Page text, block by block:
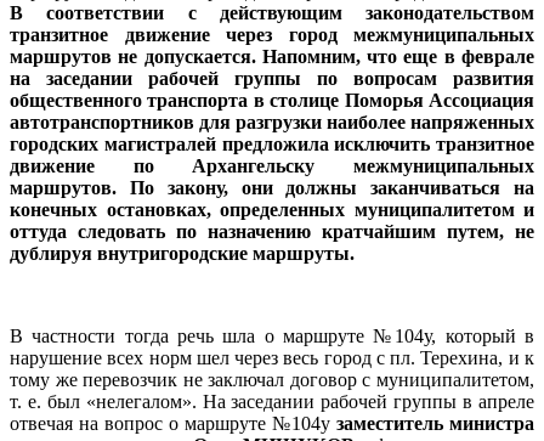
В соответствии с действующим законодательством
транзитное движение через город межмуниципальных
маршрутов не допускается. Напомним, что еще в феврале
на заседании рабочей группы по вопросам развития
общественного транспорта в столице Поморья Ассоциация
автотранспортников для разгрузки наиболее напряженных
городских магистралей предложила исключить транзитное
движение по Архангельску межмуниципальных
маршрутов. По закону, они должны заканчиваться на
конечных остановках, определенных муниципалитетом и
оттуда следовать по назначению кратчайшим путем, не
дублируя внутригородские маршруты.
В частности тогда речь шла о маршруте №104у, который в
нарушение всех норм шел через весь город с пл. Терехина, и к
тому же перевозчик не заключал договор с муниципалитетом,
т. е. был «нелегалом». На заседании рабочей группы в апреле
отвечая на вопрос о маршруте №104у заместитель министра